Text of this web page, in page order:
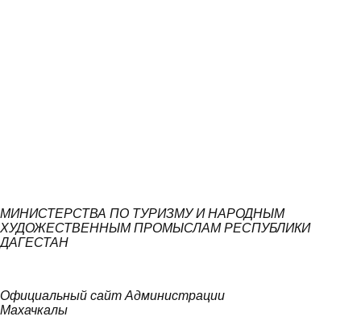
МИНИСТЕРСТВА ПО ТУРИЗМУ И НАРОДНЫМ
ХУДОЖЕСТВЕННЫМ ПРОМЫСЛАМ РЕСПУБЛИКИ
ДАГЕСТАН
Официальный сайт Администрации
Махачкалы